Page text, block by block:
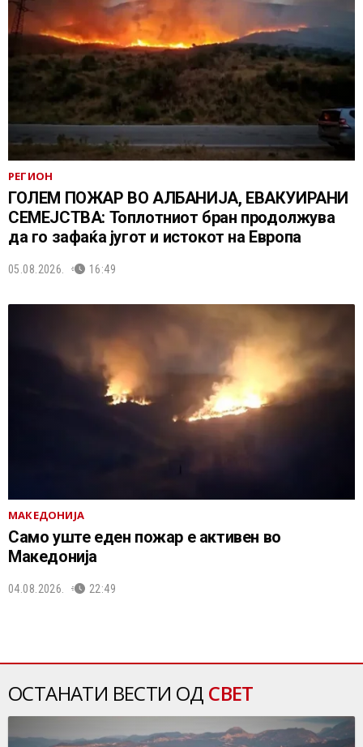
РЕГИОН
ГОЛЕМ ПОЖАР ВО АЛБАНИЈА, ЕВАКУИРАНИ
СЕМЕЈСТВА: Топлотниот бран продолжува
да го зафаќа југот и истокот на Европа
05.08.2026. 16:49
МАКЕДОНИЈА
Само уште еден пожар е активен во
Македонија
04.08.2026. 22:49
ОСТАНАТИ ВЕСТИ ОД СВЕТ